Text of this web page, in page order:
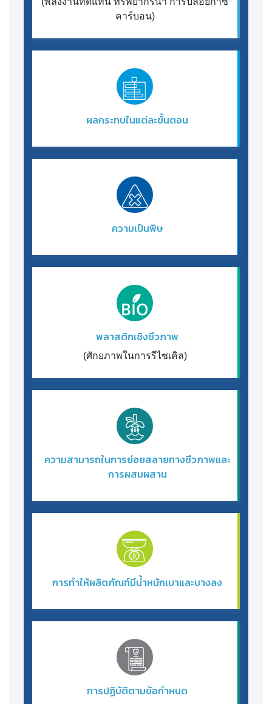
คาร์บอน)
ผลกระทบในแต่ละขั้นตอน
ความเป็นพิษ
พลาสติกเชิงชีวภาพ
(ศักยภาพในการรีไซเคิล)
ความสามารถในการย่อยสลายทางชีวภาพและ
การผสมผสาน
การทำให้ผลิตภัณฑ์มีน้ำหนักเบาและบางลง
การปฏิบัติตามข้อกำหนด